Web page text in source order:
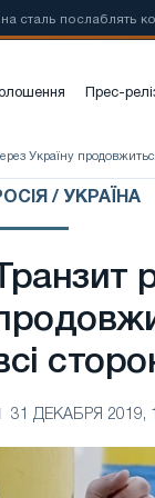
Прес-
Україну
/ УКРАЇНА
Транзит
31 ДЕКАБРЯ 2019,